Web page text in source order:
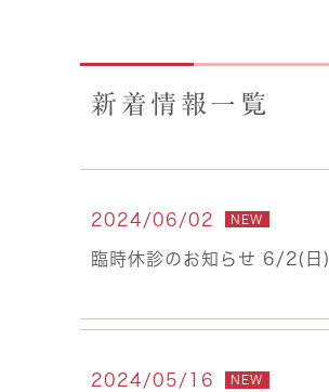
新着情報一覧
2024/06/02 NEW
臨時休診のお知らせ 6/2(日)
2024/05/16 NEW